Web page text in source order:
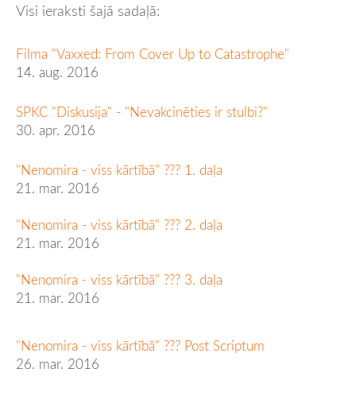
Visi ieraksti šajā sadaļā:
Filma "Vaxxed: From Cover Up to Catastrophe"
14. aug. 2016
SPKC "Diskusija" - "Nevakcinēties ir stulbi?"
30. apr. 2016
"Nenomira - viss kārtībā" ??? 1. daļa
21. mar. 2016
"Nenomira - viss kārtībā" ??? 2. daļa
21. mar. 2016
"Nenomira - viss kārtībā" ??? 3. daļa
21. mar. 2016
"Nenomira - viss kārtībā" ??? Post Scriptum
26. mar. 2016